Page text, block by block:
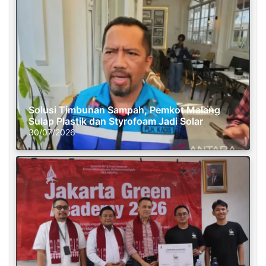
Solusi Timbunan Sampah, Pemkot Malang
Sulap Plastik dan Styrofoam Jadi Solar
30/07/2026